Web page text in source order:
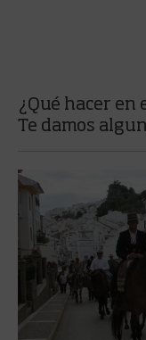
¿Qué hacer en
Te damos